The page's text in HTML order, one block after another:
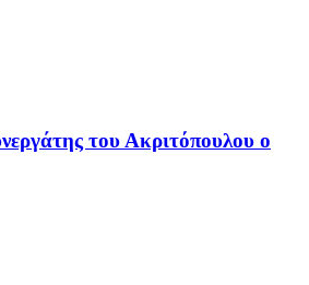
του Ακριτόπουλου ο